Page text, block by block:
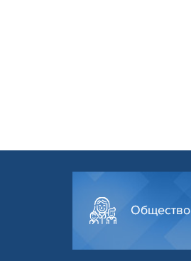
Общество